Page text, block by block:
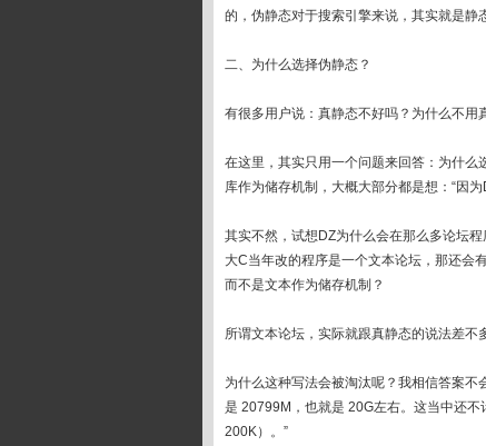
的，伪静态对于搜索引擎来说，其实就是静
二、为什么选择伪静态？
有很多用户说：真静态不好吗？为什么不用
在这里，其实只用一个问题来回答：为什
库作为储存机制，大概大部分都是想：“因
其实不然，试想DZ为什么会在那么多论坛
大C当年改的程序是一个文本论坛，那还会
而不是文本作为储存机制？
所谓文本论坛，实际就跟真静态的说法差不
为什么这种写法会被淘汰呢？我相信答案
是 20799M，也就是 20G左右。这当中还
200K）。”